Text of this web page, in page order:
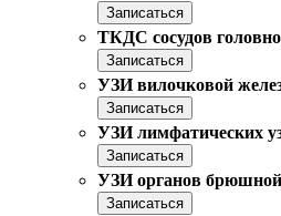
Записаться
ТКДС сосудов
Записаться
УЗИ вилочковой
Записаться
УЗИ лимфатических
Записаться
УЗИ органов брюшной
Записаться